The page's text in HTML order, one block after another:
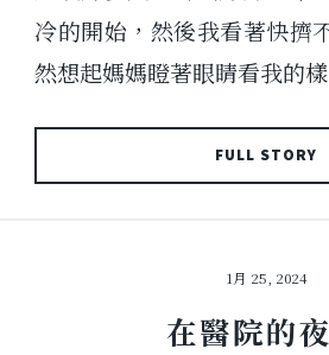
冷的開始，然後我看著快擠
然想起媽媽瞪著眼睛看我的
FULL STORY
1月 25, 2024
在醫院的